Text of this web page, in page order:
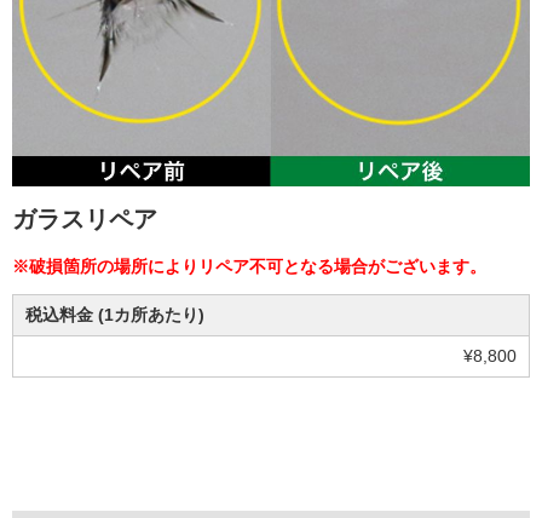
ガラスリペア
※破損箇所の場所によりリペア不可となる場合がございます。
税込料金 (1カ所あたり)
¥8,800